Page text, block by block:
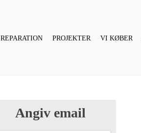
REPARATION PROJEKTER VI KØBER
Angiv email